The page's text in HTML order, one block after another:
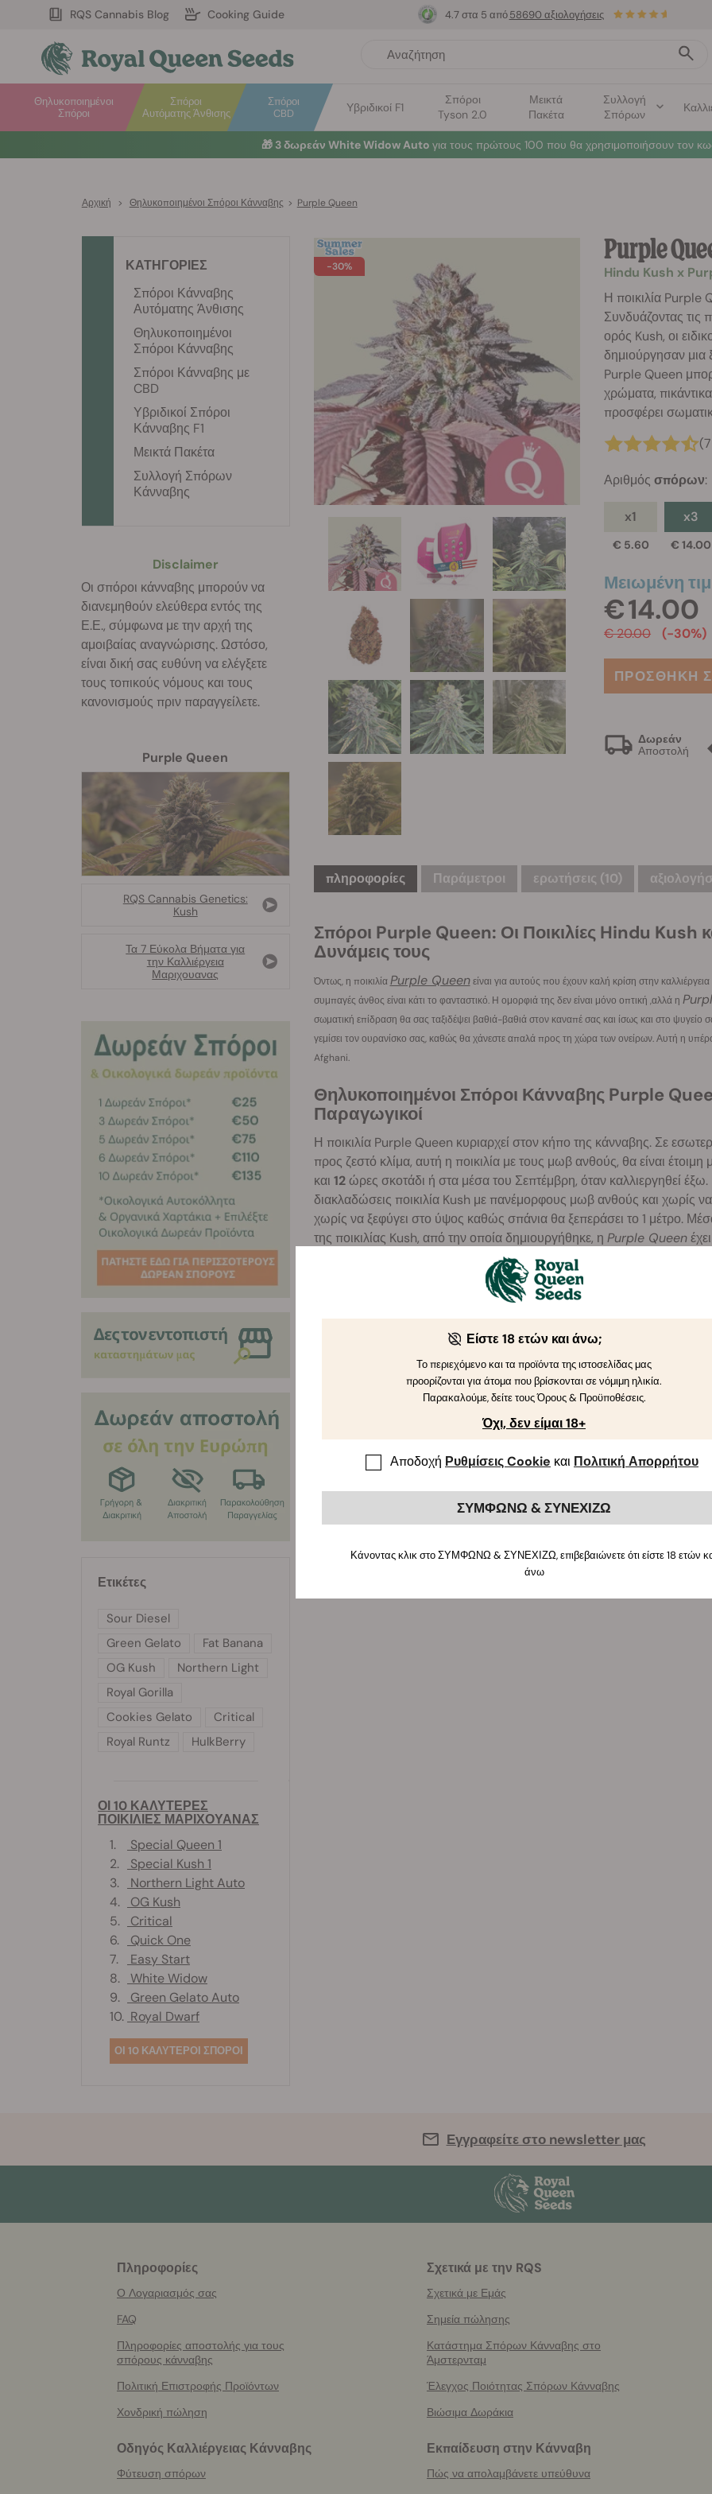
RQS Cannabis Blog Cooking Guide
Σπόροι
Αυτόματης Άνθισης
Θηλυκοποιημένοι
Σπόροι
Σπόροι
CBD
Υβριδικοί F1
Σπόροι
Tyson 2.0
Μεικτά
Πακέτα
Συλλογή
Σπόρων
4.7 στα 5 από 58690 αξιολογήσεις
🎁 3 δωρεάν White Widow Auto για τους πρώτους 100 που θα χρησιμοποιήσουν τον
Αρχική > Θηλυκοποιημένοι Σπόροι Κάνναβης > Purple Queen
-30%
Purple
Hindu Kush x
Η ποικιλία Purple
Συνδυάζοντας τις
ορός Kush, οι
δημιούργησαν μια
Purple Queen
χρώματα,
προσφέρει
Αριθμόςσπόρων:
x1
€ 5.60
x3
€ 14.00
Μειωμένη
€ 14.00
€ 20.00 (-30%)
ΠΡΟΣΘΗΚΗ
Δωρεάν
Αποστολή
πληροφορίες Παράμετροι ερωτήσεις (10)
Σπόροι Purple Queen: Οι Ποικιλίες Hindu Kush
Δυνάμεις τους
Όντως, η ποικιλίαPurple Queenείναι για αυτούς που έχουν καλή κρίση στην
συμπαγές άνθος είναι κάτι το φανταστικό. Η ομορφιά της δεν είναι μόνο οπτική ,αλλά η
σωματική επίδραση θα σας ταξιδέψει βαθιά-βαθιά στον καναπέ σας και ίσως και στο ψυγείο
γεμίσει τον ουρανίσκο σας, καθώς θα χάνεστε απαλά προς τη χώρα των ονείρων. Αυτή η
Afghani.
Θηλυκοποιημένοι Σπόροι Κάνναβης Purple
Παραγωγικοί
Η ποικιλία Purple Queen κυριαρχεί στον κήπο της κάνναβης. Σε
προς ζεστό κλίμα, αυτή η ποικιλία με τους μωβ ανθούς, θα είναι έτοιμη
και 12ώρες σκοτάδι ή στα μέσα του Σεπτέμβρη, όταν καλλιεργηθεί
διακλαδώσεις ποικιλία Kush με πανέμορφους μωβ ανθούς και χωρίς
χωρίς να ξεφύγει στο ύψος καθώς σπάνια θα ξεπεράσει το 1 μέτρο.
της ποικιλίας Kush, από την οποία δημιουργήθηκε, η Purple Queen
και θεαματικές αποχρώσεις του μωβ. Οι σπόροι κάνναβης Purple
υψηλές δόσεις θρεπτικών συστατικών και θα ευδοκιμήσουν σε
καλλιέργεια έως και υδροπονία.
ΚΑΤΗΓΟΡΙΕΣ
Σπόροι Κάνναβης
Αυτόματης Άνθισης
Θηλυκοποιημένοι
Σπόροι Κάνναβης
Σπόροι Κάνναβης με
CBD
Υβριδικοί Σπόροι
Κάνναβης F1
Μεικτά Πακέτα
Συλλογή Σπόρων
Κάνναβης
Disclaimer
Οι σπόροι κάνναβης μπορούν να
διανεμηθούν ελεύθερα εντός της
Ε.Ε., σύμφωνα με την αρχή της
αμοιβαίας αναγνώρισης. Ωστόσο,
είναι δική σας ευθύνη να ελέγξετε
τους τοπικούς νόμους και τους
κανονισμούς πριν παραγγείλετε.
Purple Queen
RQS Cannabis Genetics:
Kush
Τα 7 Εύκολα Βήματα για
την Καλλιέργεια
Μαριχουανας
Ετικέτες
Sour Diesel
Green Gelato
Fat Banana
OG Kush
Northern Light
Royal Gorilla
Cookies Gelato
Critical
Royal Runtz
HulkBerry
ΟΙ 10 ΚΑΛΥΤΕΡΕΣ
ΠΟΙΚΙΛΙΕΣ ΜΑΡΙΧΟΥΑΝΑΣ
1.
Special Queen 1
2.
Special Kush 1
3.
Northern Light Auto
4.
OG Kush
5.
Critical
6.
Quick One
7.
Easy Start
8.
White Widow
9.
Green Gelato Auto
10. Royal Dwarf
ΟΙ 10 ΚΑΛΥΤΕΡΟΙ ΣΠΟΡΟΙ
Εγγραφείτε στο newsletter μας
Πληροφορίες
Ο Λογαριασμός σας
FAQ
Πληροφορίες αποστολής για τους
σπόρους κάνναβης
Πολιτική Επιστροφής Προϊόντων
Χονδρική πώληση
Σχετικά με την RQS
Σχετικά με Εμάς
Σημεία πώλησης
Κατάστημα Σπόρων Κάνναβης στο
Άμστερνταμ
Έλεγχος Ποιότητας Σπόρων Κάνναβης
Βιώσιμα Δωράκια
Οδηγός Καλλιέργειας Κάνναβης
Φύτευση σπόρων
Εκπαίδευση στην Κάνναβη
Πώς να απολαμβάνετε υπεύθυνα
Είστε 18 ετών και άνω;
Το περιεχόμενο και τα προϊόντα της ιστοσελίδας μας
προορίζονται για άτομα που βρίσκονται σε νόμιμη ηλικία.
Παρακαλούμε, δείτε τους Όρους & Προϋποθέσεις.
Όχι, δεν είμαι 18+
Αποδοχή Ρυθμίσεις Cookie και Πολιτική Απορρήτου
ΣΥΜΦΩΝΩ & ΣΥΝΕΧΙΖΩ
Κάνοντας κλικ στο ΣΥΜΦΩΝΩ & ΣΥΝΕΧΙΖΩ, επιβεβαιώνετε ότι είστε 18 ετών
άνω